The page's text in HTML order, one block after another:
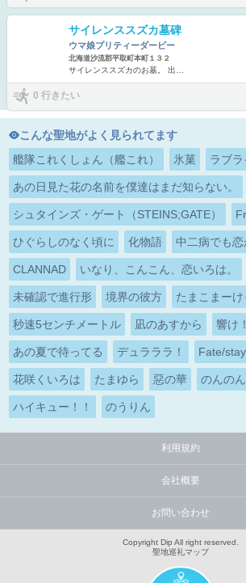
サイレンススズカ墓碑
ウマ娘プリティーダービー
北海道沙流郡平取町本町１３２
サイレンススズカのお墓。 出…
0 行きたい
こんな聖地がよく見られてます
艦隊これくしょん（艦これ）
氷菓 ラブラ
あの日見た花の名前を僕達はまだ知らない。
シュタインズ・ゲート（STEINS;GATE）
ひぐらしのなく頃に 化物語 中二病でも
CLANNAD いなり、こんこん、恋いろは。
未確認で進行形 境界の彼方 たまこまーけ
秒速5センチメートル 凪のあすから 響け
あの夏で待ってる デュラララ！ Fate/
花咲くいろは たまゆら 惡の華 のんの
ハイキュー！！ のうりん
利用規約
会社概要
お問い合わせ
Copyright Dip All right reserved.
聖地巡礼マップ